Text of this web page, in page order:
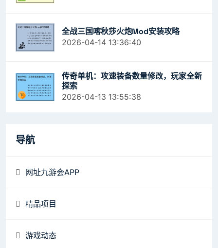
全战三国喀秋莎火炮mod安装攻略
2026-04-14 13:36:40
传奇单机：攻速装备数量修改，玩家全新
探索
2026-04-13 13:55:38
导航
网址九游会APP
精品项目
游戏动态